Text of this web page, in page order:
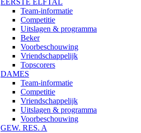
EERSTE ELFTAL
Team-informatie
Competitie
Uitslagen & programma
Beker
Voorbeschouwing
Vriendschappelijk
Topscorers
DAMES
Team-informatie
Competitie
Vriendschappelijk
Uitslagen & programma
Voorbeschouwing
GEW. RES. A